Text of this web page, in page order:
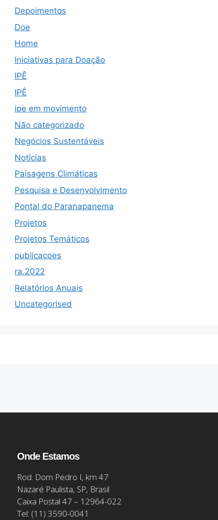
Depoimentos
Doe
Home
Iniciativas para Doação
IPÊ
IPÊ
ipe em movimento
Não categorizado
Negócios Sustentáveis
Notícias
Paisagens Climáticas
Pesquisa e Desenvolvimento
Pontal do Paranapanema
Projetos
Projetos Temáticos
publicacoes
ra.2022
Relatórios Anuais
Uncategorised
Onde Estamos
Rod. Dom Pedro I, km 47
Nazaré Paulista, SP, Brasil
Caixa Postal 47 – 12964-022
Tel: (11) 3590-0041